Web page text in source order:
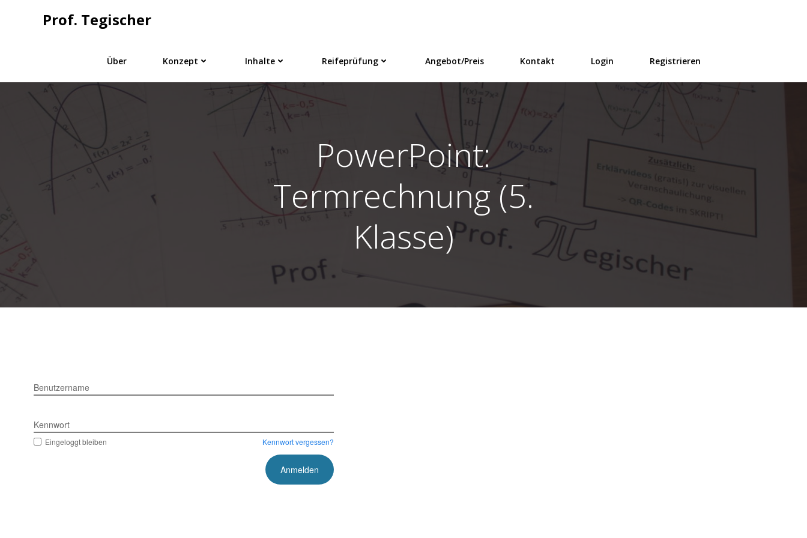
Prof. Tegischer
Über Konzept Inhalte Reifeprüfung Angebot/Preis Kontakt Login Registrieren
PowerPoint:
Termrechnung (5.
Klasse)
Benutzername
Kennwort
Eingeloggt bleiben Kennwort vergessen?